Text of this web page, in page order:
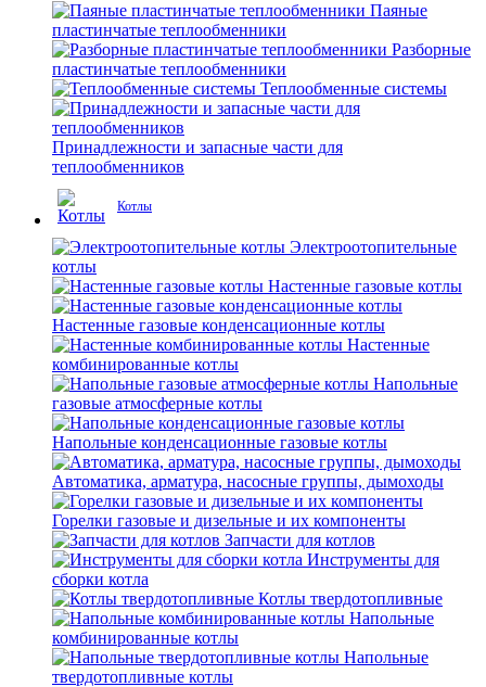
Паяные
пластинчатые теплообменники
Разборные
пластинчатые теплообменники
Теплообменные системы
Принадлежности и запасные части для
теплообменников
Котлы
Электроотопительные
котлы
Настенные газовые котлы
Настенные газовые конденсационные котлы
Настенные
комбинированные котлы
Напольные
газовые атмосферные котлы
Напольные конденсационные газовые котлы
Автоматика, арматура, насосные группы, дымоходы
Горелки газовые и дизельные и их компоненты
Запчасти для котлов
Инструменты для
сборки котла
Котлы твердотопливные
Напольные
комбинированные котлы
Напольные
твердотопливные котлы